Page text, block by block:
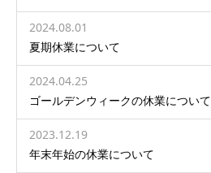
2024.08.01
夏期休業について
2024.04.25
ゴールデンウィークの休業について
2023.12.19
年末年始の休業について